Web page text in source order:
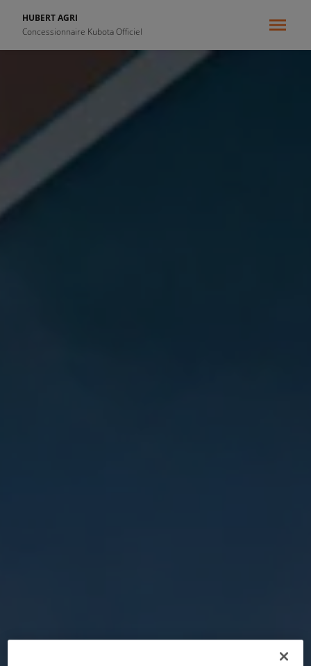
HUBERT AGRI
Concessionnaire Kubota Officiel